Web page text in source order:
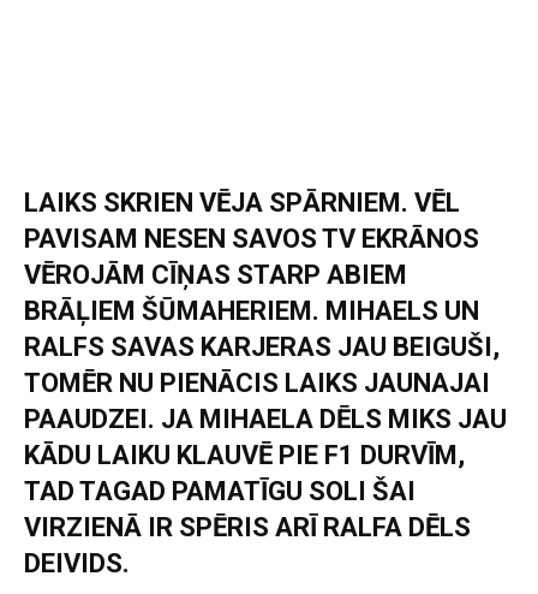
LAIKS SKRIEN VĒJA SPĀRNIEM. VĒL
PAVISAM NESEN SAVOS TV EKRĀNOS
VĒROJĀM CĪŅAS STARP ABIEM
BRĀĻIEM ŠŪMAHERIEM. MIHAELS UN
RALFS SAVAS KARJERAS JAU BEIGUŠI,
TOMĒR NU PIENĀCIS LAIKS JAUNAJAI
PAAUDZEI. JA MIHAELA DĒLS MIKS JAU
KĀDU LAIKU KLAUVĒ PIE F1 DURVĪM,
TAD TAGAD PAMATĪGU SOLI ŠAI
VIRZIENĀ IR SPĒRIS ARĪ RALFA DĒLS
DEIVIDS.